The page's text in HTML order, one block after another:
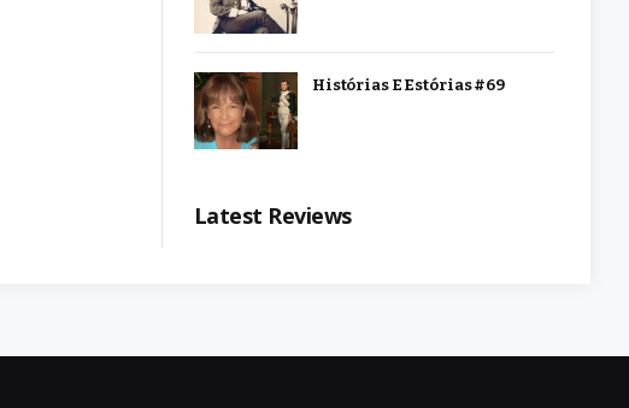
Histórias E Estórias #69
Latest Reviews